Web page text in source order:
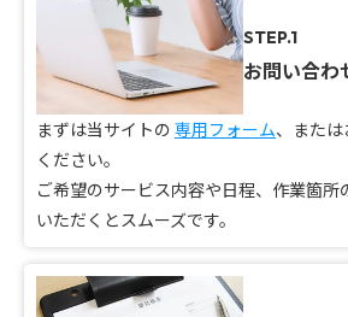
STEP.1
お問い合わ
まずは当サイトの 専用フォーム、また
ください。
ご希望のサービス内容や日程、作業箇所
いただくとスムーズです。